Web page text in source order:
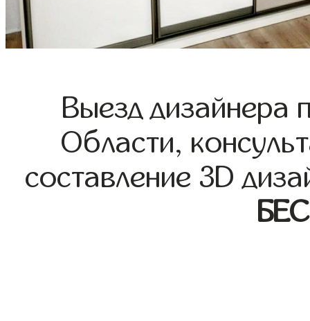
Выезд дизайнера
Области,
составление 3D